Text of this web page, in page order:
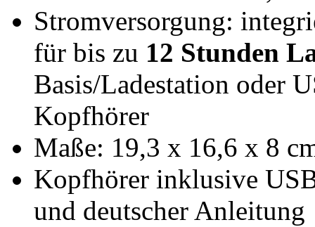
Stromversorgung:
für bis zu 12 Stunden
Basis/Ladestation oder
Kopfhörer
Maße: 19,3 x 16,6 x 8
Kopfhörer inklusive
und deutscher Anleitung